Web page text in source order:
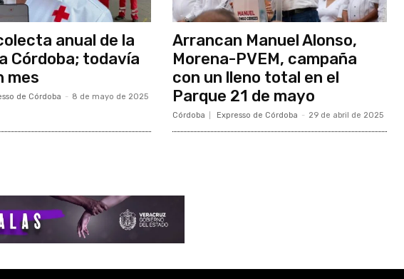
anual de la
Córdoba; todavía
mes
de Córdoba - 8 de mayo de 2025
Arrancan Manuel Alonso,
Morena-PVEM, campaña
con un lleno total en el
Parque 21 de mayo
Córdoba Expresso de Córdoba - 29 de abril de 2025